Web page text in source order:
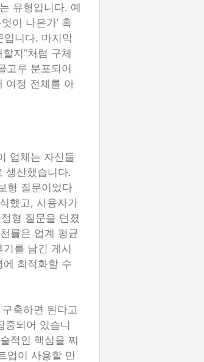
유형입니다. 예
이 나은가’ 혹
입니다. 마지막
지”처럼 구체
고루 분포되어
여정 전체를 아
업체는 자신들
생산했습니다.
형 질문이었다
했고, 사용자가
형 질문을 던졌
률은 업계 평균
를 남긴 게시
최적화할 수
축하면 된다고
중되어 있습니
적인 핵심을 찌
업이 사용할 만